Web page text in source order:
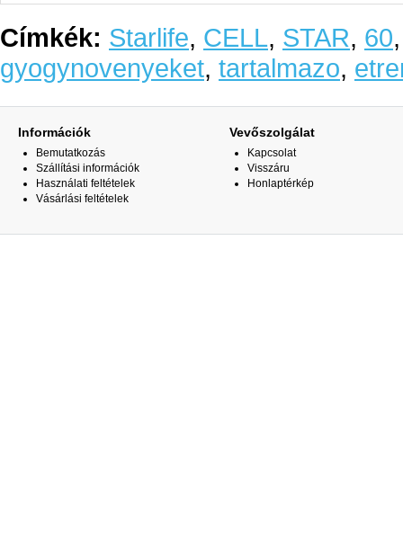
Címkék: Starlife, CELL, STAR, 60
gyogynovenyeket, tartalmazo,
Információk
Bemutatkozás
Szállítási információk
Használati feltételek
Vásárlási feltételek
Vevőszolgálat
Kapcsolat
Visszáru
Honlaptérkép